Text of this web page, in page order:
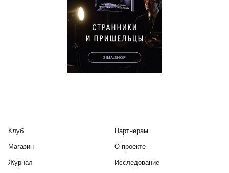
Клуб
Магазин
Журнал
Партнерам
О проекте
Исследование